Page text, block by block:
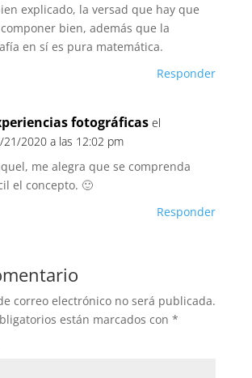
explicado, la versad que hay que
bien, además que la
en sí es pura matemática.
Responder
fotográficas el
21/2020 a las 12:02 pm
me alegra que se comprenda
el concepto. 🙂
Responder
correo electrónico no será publicada.
están marcados con *